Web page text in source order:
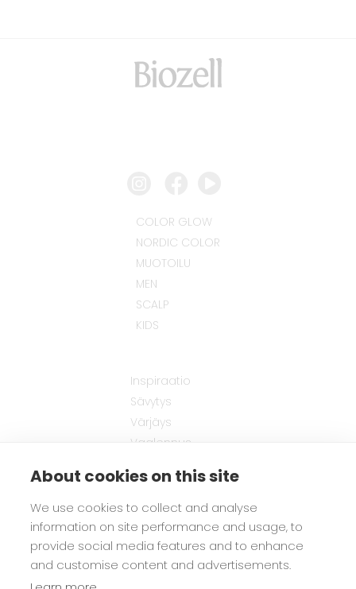
About cookies on this site
We use cookies to collect and analyse
information on site performance and usage, to
provide social media features and to enhance
and customise content and advertisements.
COLOR GLOW
NORDIC COLOR
MUOTOILU
MEN
SCALP
KIDS
Inspiraatio
Sävytys
Värjäys
Vaalennus
Hiusten hoito
Miesten tuotteet
Lasten tuotteet